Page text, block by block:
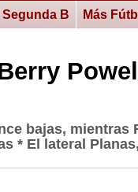
Segunda B Más
bajas, mientras
* El lateral